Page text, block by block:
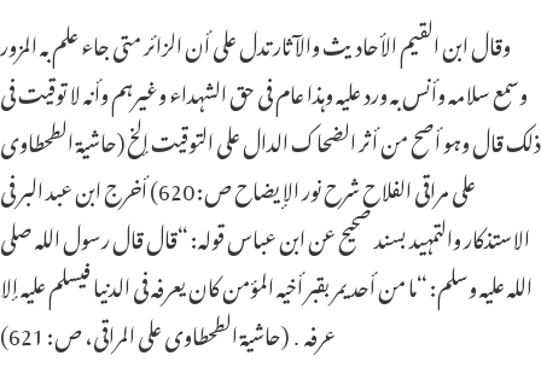
وقال ابن القیم الأحادیث والآثار تدل علی أن الزائر متی جاء علم بہ المزور
وسمع سلامہ وأنس بہ ورد علیہ وہذا عام فی حق الشہداء وغیرہم وأنہ لا توقیت فی
ذلک قال وہو أصح من أثر الضحاک الدال علی التوقیت إلخ (حاشیة الطحطاوی
علی مراقی الفلاح شرح نور الإیضاح ص: 620) أخرج ابن عبد البر فی
الاستذکار والتمہید بسند صحیح عن ابن عباس قولہ: “قال قال رسول اللہ صلی
اللہ علیہ وسلم: “ما من أحد یمر بقبر أخیہ المؤمن کان یعرفہ فی الدنیا فیسلم علیہ إلا
عرفہ ․ (حاشیة الطحطاوی علی المراقی، ص: 621)